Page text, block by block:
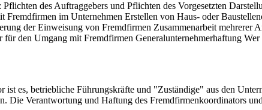
des Auftraggebers und Pflichten des Vorgesetzten
Fremdfirmen im Unternehmen Erstellen von Haus- oder
der Einweisung von Fremdfirmen Zusammenarbeit
den Umgang mit Fremdfirmen Generalunternehmerhaftung
ist es, betriebliche Führungskräfte und "Zuständige" aus den
Die Verantwortung und Haftung des Fremdfirmenkoordinators